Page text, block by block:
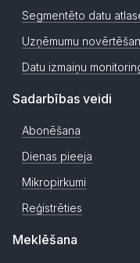
Segmentēto datu
Uzņēmumu
Datu izmaiņu
Sadarbības veidi
Abonēšana
Dienas pieeja
Mikropirkumi
Reģistrēties
Meklēšana